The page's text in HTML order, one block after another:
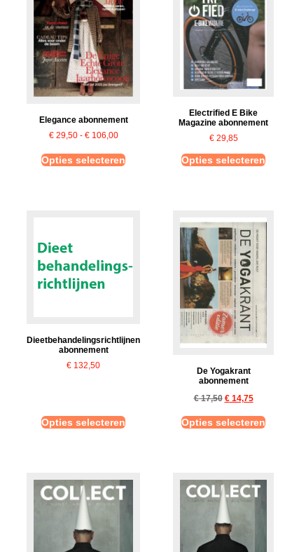
Elegance abonnement
€29,50 - €106,00
Opties selecteren
Electrified E Bike
Magazine abonnement
€29,85
Opties selecteren
Dieetbehandelingsrichtlijnen
abonnement
€ 132,50
Opties selecteren
De Yogakrant
abonnement
€17,50 €14,75
Opties selecteren